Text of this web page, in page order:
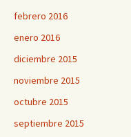
febrero 2016
enero 2016
diciembre 2015
noviembre 2015
octubre 2015
septiembre 2015